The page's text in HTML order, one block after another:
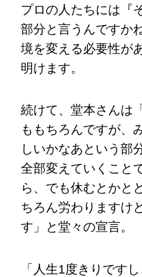
プロの人たちには『
部分と言うんですか
境を変える必要性が
明けます。
続けて、堂本さんは
ももちろんですが、
しいかなあという部
全部変えていくこと
ら、でも休むとかと
ちろん労わりますけ
す」と堂々の宣言。
「人生1度きりです